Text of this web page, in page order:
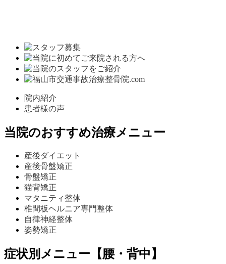
院内紹介
患者様の声
当院のおすすめ治療メニュー
産後ダイエット
産後骨盤矯正
骨盤矯正
猫背矯正
マタニティ整体
椎間板ヘルニア専門整体
自律神経整体
姿勢矯正
症状別メニュー【腰・背中】